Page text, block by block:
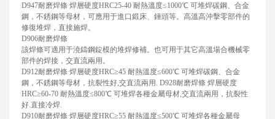
D947耐磨焊條 焊層硬度HRC25-40 耐熱溫度≤1000℃ 可堆焊碳鋼、合金
鋼，不銹鋼等母材，可應用于進口鍛床、錘頭等。高溫高沖擊零部件的
修復堆焊，直接施焊。
D906耐磨焊條
該焊條可適用于澆鑄鋼錠模的堆焊修補。也可用于其它高溫場合機械零
部件的焊接，交直流兩用。
D912耐磨焊條 焊層硬度HRC≥45 耐熱溫度≤600℃ 可堆焊碳鋼、合金
鋼，不銹鋼等母材，抗裂性好,交直流兩用. D928耐磨焊條 焊層硬度
HRC≥60-70 耐熱溫度≤800℃ 可堆焊各種金屬母材,交直流兩用，抗裂性
好.直接冷焊.
D910耐磨焊條 焊層硬度HRC≥55 耐熱溫度≤500℃ 可堆焊各種金屬母